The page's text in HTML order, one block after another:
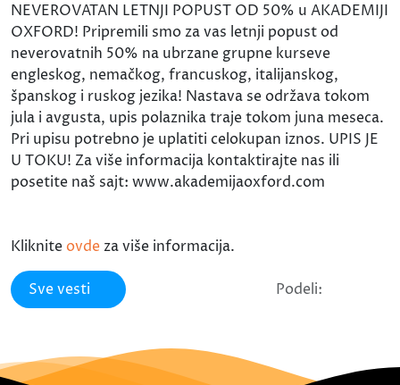
NEVEROVATAN LETNJI POPUST OD 50% u AKADEMIJI
OXFORD! Pripremili smo za vas letnji popust od
neverovatnih 50% na ubrzane grupne kurseve
engleskog, nemačkog, francuskog, italijanskog,
španskog i ruskog jezika! Nastava se održava tokom
jula i avgusta, upis polaznika traje tokom juna meseca.
Pri upisu potrebno je uplatiti celokupan iznos. UPIS JE
U TOKU! Za više informacija kontaktirajte nas ili
posetite naš sajt: www.akademijaoxford.com
Kliknite ovde za više informacija.
Sve vesti Podeli: